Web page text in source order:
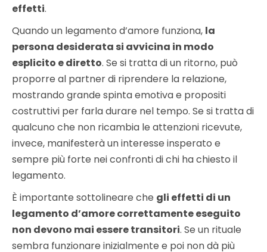
effetti.
Quando un legamento d’amore funziona, la
persona desiderata si avvicina in modo
esplicito e diretto. Se si tratta di un ritorno, può
proporre al partner di riprendere la relazione,
mostrando grande spinta emotiva e propositi
costruttivi per farla durare nel tempo. Se si tratta di
qualcuno che non ricambia le attenzioni ricevute,
invece, manifesterà un interesse insperato e
sempre più forte nei confronti di chi ha chiesto il
legamento.
È importante sottolineare che gli effetti di un
legamento d’amore correttamente eseguito
non devono mai essere transitori. Se un rituale
sembra funzionare inizialmente e poi non dà più